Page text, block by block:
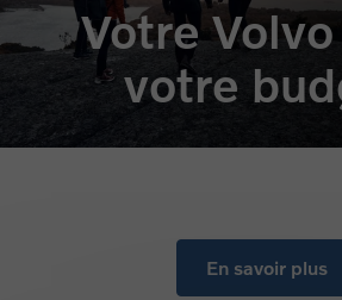
Votre
votre
En savoir plus